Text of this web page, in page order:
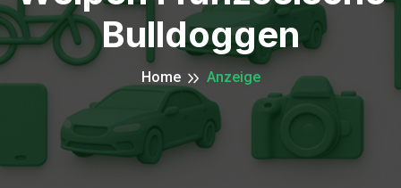
Bulldoggen
Home Anzeige